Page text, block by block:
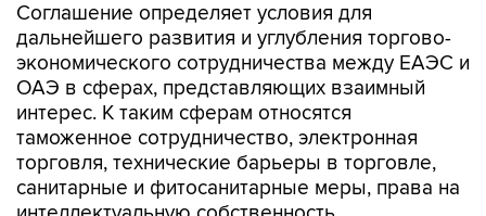
Соглашение определяет условия для
дальнейшего развития и углубления торгово-
экономического сотрудничества между ЕАЭС и
ОАЭ в сферах, представляющих взаимный
интерес. К таким сферам относятся
таможенное сотрудничество, электронная
торговля, технические барьеры в торговле,
санитарные и фитосанитарные меры, права на